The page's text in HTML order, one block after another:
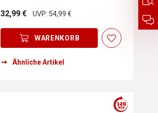
32,99 € UVP: 54,99 €
WARENKORB
Ähnliche Artikel